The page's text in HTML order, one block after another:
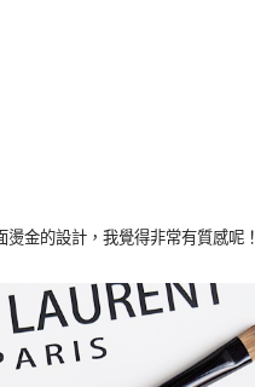
燙金的設計，我覺得非常有質感呢！